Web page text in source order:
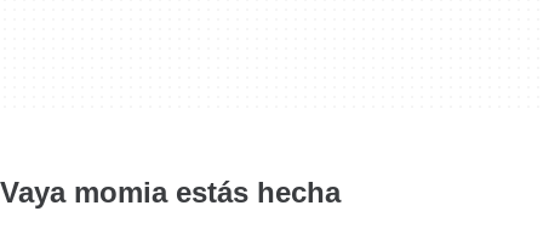
Vaya momia estás hecha